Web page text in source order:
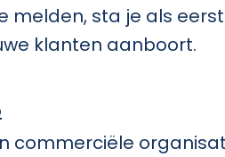
melden, sta je als
klanten aanboort.
commerciële